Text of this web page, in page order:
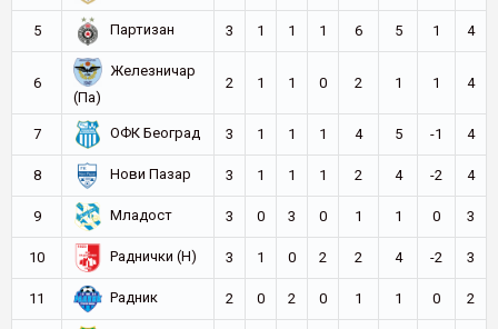
5 Партизан 3 1 1 1 6 5 1 4
6
Железничар
(Па)
2 1 1 0 2 1 1 4
7 ОФК Београд 3 1 1 1 4 5 -1 4
8 Нови Пазар 3 1 1 1 2 4 -2 4
9 Младост 3 0 3 0 1 1 0 3
10 Раднички (Н) 3 1 0 2 2 4 -2 3
11 Радник 2 0 2 0 1 1 0 2